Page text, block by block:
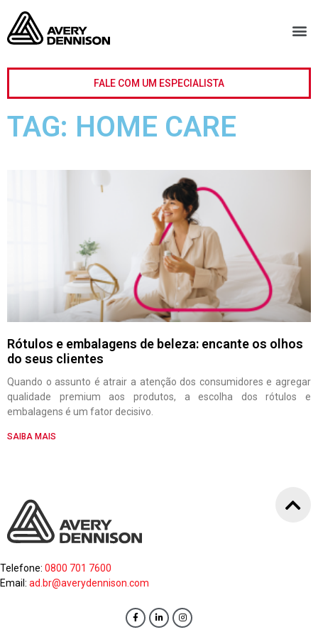
FALE COM UM ESPECIALISTA
TAG: HOME CARE
Rótulos e embalagens de beleza: encante os olhos
do seus clientes
Quando o assunto é atrair a atenção dos consumidores e agregar
qualidade premium aos produtos, a escolha dos rótulos e
embalagens é um fator decisivo.
SAIBA MAIS
Telefone: 0800 701 7600
Email: ad.br@averydennison.com